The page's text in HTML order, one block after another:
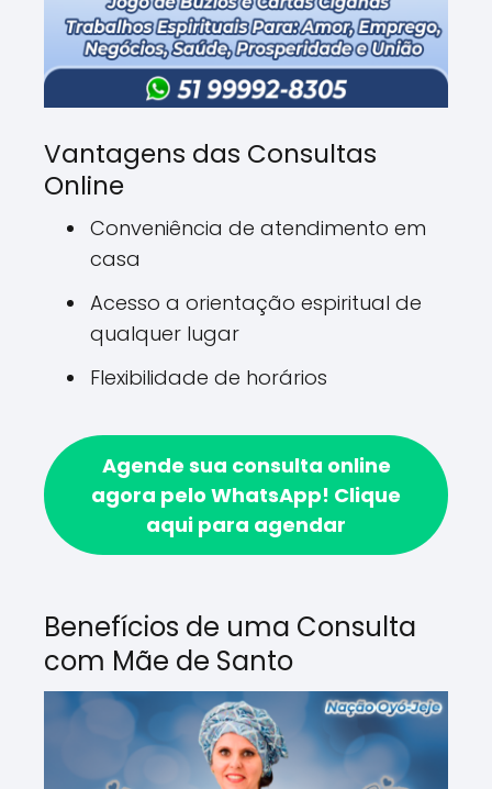
Vantagens das Consultas
Online
Conveniência de atendimento em
casa
Acesso a orientação espiritual de
qualquer lugar
Flexibilidade de horários
Agende sua consulta online
agora pelo WhatsApp! Clique
aqui para agendar
Benefícios de uma Consulta
com Mãe de Santo